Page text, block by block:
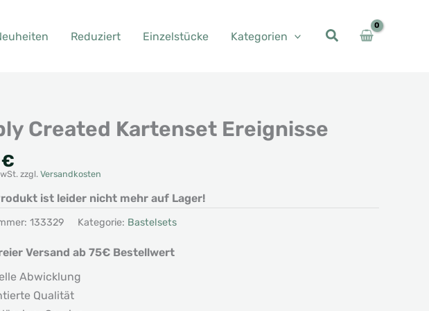
Reduziert Einzelstücke Kategorien
Created Kartenset Ereignisse
€
zzgl. Versandkosten
ist leider nicht mehr auf Lager!
133329 Kategorie: Bastelsets
Versand ab 75€ Bestellwert
Abwicklung
Qualität